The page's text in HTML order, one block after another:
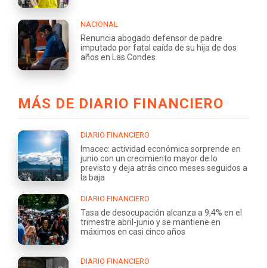
NACIONAL
Renuncia abogado defensor de padre
imputado por fatal caída de su hija de dos
años en Las Condes
MÁS DE DIARIO FINANCIERO
DIARIO FINANCIERO
Imacec: actividad económica sorprende en
junio con un crecimiento mayor de lo
previsto y deja atrás cinco meses seguidos a
la baja
DIARIO FINANCIERO
Tasa de desocupación alcanza a 9,4% en el
trimestre abril-junio y se mantiene en
máximos en casi cinco años
DIARIO FINANCIERO